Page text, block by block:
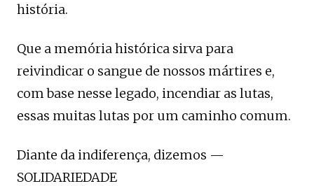
história.
Que a memória histórica sirva para
reivindicar o sangue de nossos mártires e,
com base nesse legado, incendiar as lutas,
essas muitas lutas por um caminho comum.
Diante da indiferença, dizemos —
SOLIDARIEDADE